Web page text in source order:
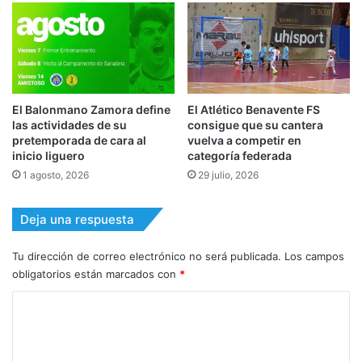
El Balonmano Zamora define
las actividades de su
pretemporada de cara al
inicio liguero
1 agosto, 2026
El Atlético Benavente FS
consigue que su cantera
vuelva a competir en
categoría federada
29 julio, 2026
Deja una respuesta
Tu dirección de correo electrónico no será publicada. Los campos
obligatorios están marcados con *